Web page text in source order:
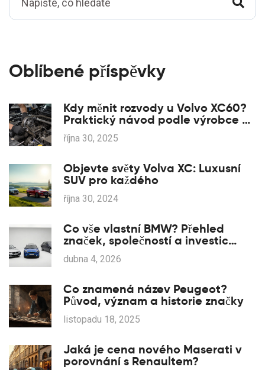
Oblíbené příspěvky
Kdy měnit rozvody u Volvo XC60?
Praktický návod podle výrobce a
zkušeností vlastníků
října 30, 2025
Objevte světy Volva XC: Luxusní
SUV pro každého
října 30, 2024
Co vše vlastní BMW? Přehled
značek, společností a investic
koncernu
dubna 4, 2026
Co znamená název Peugeot?
Původ, význam a historie značky
listopadu 18, 2025
Jaká je cena nového Maserati v
porovnání s Renaultem?